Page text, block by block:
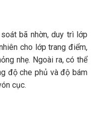
bã nhờn, duy trì lớp
cho lớp trang điểm,
nhẹ. Ngoài ra, có thể
độ che phủ và độ bám
cục.